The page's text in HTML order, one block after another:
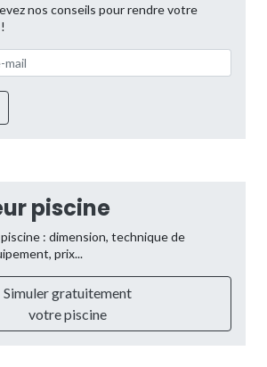
nos conseils pour rendre votre
piscine
: dimension, technique de
prix...
Simuler gratuitement
votre piscine